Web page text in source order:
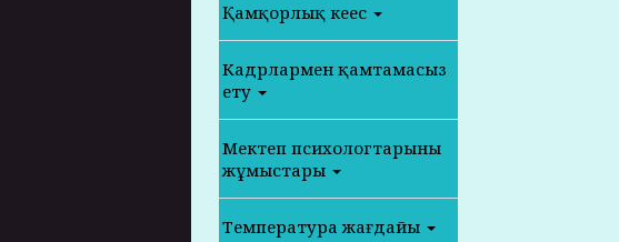
Қамқорлық кеңес
Кадрлармен қамтамасыз
ету
Мектеп психологтарының
жұмыстары
Температура жағдайы